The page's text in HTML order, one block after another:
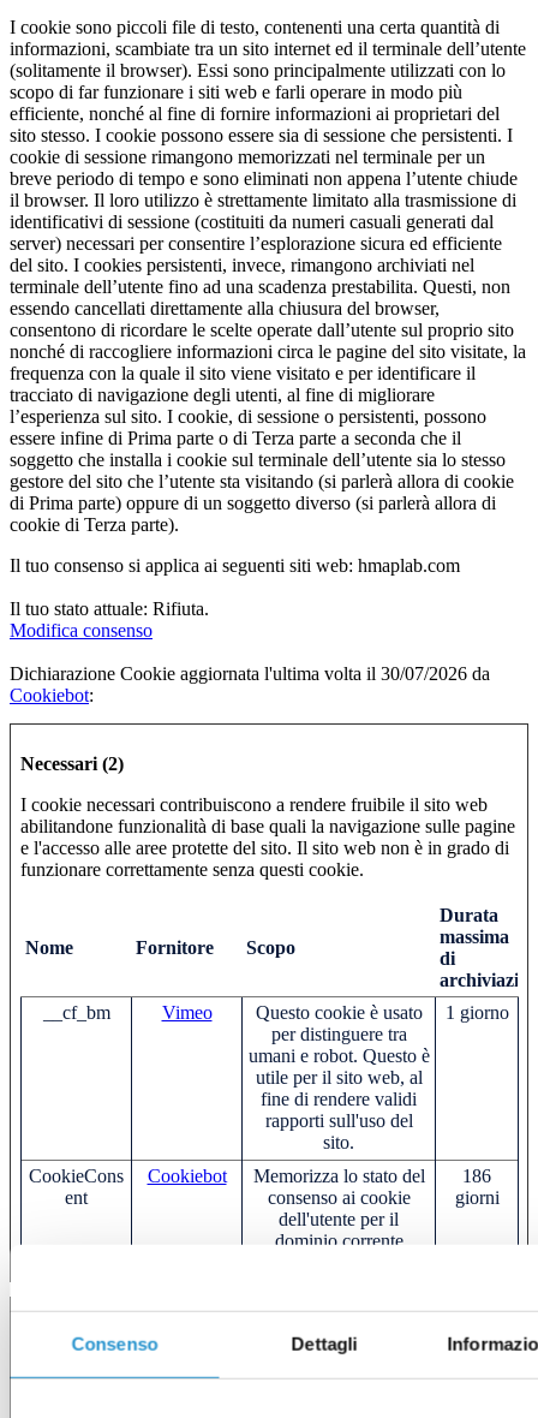
Consenso Dettagli
I cookie sono piccoli file di testo, contenenti una certa quantità di
informazioni, scambiate tra un sito internet ed il terminale dell’utente
(solitamente il browser). Essi sono principalmente utilizzati con lo
scopo di far funzionare i siti web e farli operare in modo più
efficiente, nonché al fine di fornire informazioni ai proprietari del
sito stesso. I cookie possono essere sia di sessione che persistenti. I
cookie di sessione rimangono memorizzati nel terminale per un
breve periodo di tempo e sono eliminati non appena l’utente chiude
il browser. Il loro utilizzo è strettamente limitato alla trasmissione di
identificativi di sessione (costituiti da numeri casuali generati dal
server) necessari per consentire l’esplorazione sicura ed efficiente
del sito. I cookies persistenti, invece, rimangono archiviati nel
terminale dell’utente fino ad una scadenza prestabilita. Questi, non
essendo cancellati direttamente alla chiusura del browser,
consentono di ricordare le scelte operate dall’utente sul proprio sito
nonché di raccogliere informazioni circa le pagine del sito visitate, la
frequenza con la quale il sito viene visitato e per identificare il
tracciato di navigazione degli utenti, al fine di migliorare
l’esperienza sul sito. I cookie, di sessione o persistenti, possono
essere infine di Prima parte o di Terza parte a seconda che il
soggetto che installa i cookie sul terminale dell’utente sia lo stesso
gestore del sito che l’utente sta visitando (si parlerà allora di cookie
di Prima parte) oppure di un soggetto diverso (si parlerà allora di
cookie di Terza parte).
Il tuo consenso si applica ai seguenti siti web: hmaplab.com
Il tuo stato attuale: Rifiuta.
Modifica consenso
Dichiarazione Cookie aggiornata l'ultima volta il 30/07/2026 da
Cookiebot:
Necessari (2)
I cookie necessari contribuiscono a rendere fruibile il sito web
abilitandone funzionalità di base quali la navigazione sulle pagine
e l'accesso alle aree protette del sito. Il sito web non è in grado di
funzionare correttamente senza questi cookie.
Nome Fornitore Scopo
Durata
massima
di
__cf_bm
Vimeo
Questo cookie è usato
per distinguere tra
umani e robot. Questo è
utile per il sito web, al
fine di rendere validi
rapporti sull'uso del
sito.
1 giorno
CookieCons
ent
Cookiebot
Memorizza lo stato del
consenso ai cookie
dell'utente per il
dominio corrente
186
giorni
Statistiche (5)
I cookie statistici aiutano i proprietari del sito web a capire come i